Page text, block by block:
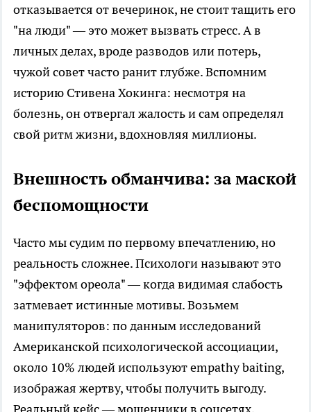
отказывается от вечеринок, не стоит тащить его
"на люди" — это может вызвать стресс. А в
личных делах, вроде разводов или потерь,
чужой совет часто ранит глубже. Вспомним
историю Стивена Хокинга: несмотря на
болезнь, он отвергал жалость и сам определял
свой ритм жизни, вдохновляя миллионы.
Внешность обманчива: за маской
беспомощности
Часто мы судим по первому впечатлению, но
реальность сложнее. Психологи называют это
"эффектом ореола" — когда видимая слабость
затмевает истинные мотивы. Возьмем
манипуляторов: по данным исследований
Американской психологической ассоциации,
около 10% людей используют empathy baiting,
изображая жертву, чтобы получить выгоду.
Реальный кейс — мошенники в соцсетях,